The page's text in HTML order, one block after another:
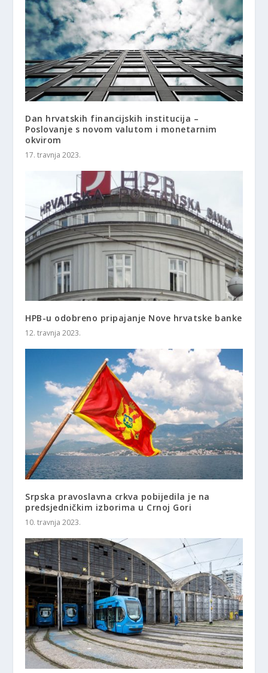
Dan hrvatskih financijskih institucija –
Poslovanje s novom valutom i monetarnim
okvirom
17. travnja 2023.
HPB-u odobreno pripajanje Nove hrvatske banke
12. travnja 2023.
Srpska pravoslavna crkva pobijedila je na
predsjedničkim izborima u Crnoj Gori
10. travnja 2023.